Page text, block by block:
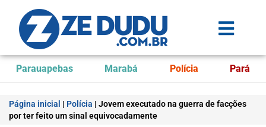
Parauapebas Marabá Polícia Pará
Página inicial | Polícia | Jovem executado na guerra de facções
por ter feito um sinal equivocadamente